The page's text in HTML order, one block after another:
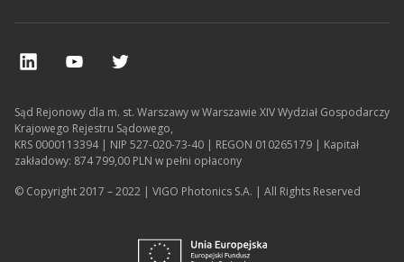
Sąd Rejonowy dla m. st. Warszawy w Warszawie XIV Wydział Gospodarczy
Krajowego Rejestru Sądowego,
KRS 0000113394 | NIP 527-020-73-40 | REGON 010265179 | Kapitał
zakładowy: 874 799,00 PLN w pełni opłacony
© Copyright 2017 – 2022 | VIGO Photonics S.A. | All Rights Reserved